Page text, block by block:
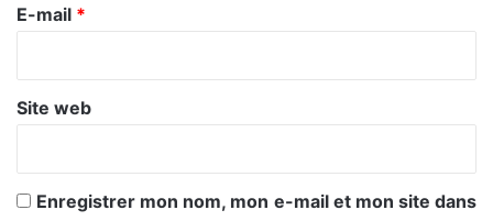
e
E-mail *
Site web
Enregistrer mon nom, mon e-mail et mon site dans